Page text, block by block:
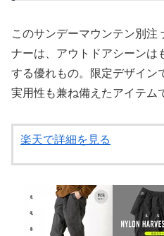
このサンデーマウンテン別注
ナーは、アウトドアシーンは
する優れもの。限定デザイン
実用性も兼ね備えたアイテム
楽天で詳細を見る